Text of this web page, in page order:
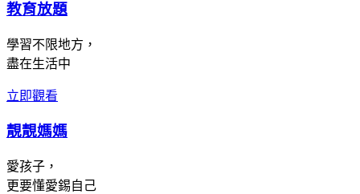
教育放題
學習不限地方，
盡在生活中
立即觀看
靚靚媽媽
愛孩子，
更要懂愛錫自己